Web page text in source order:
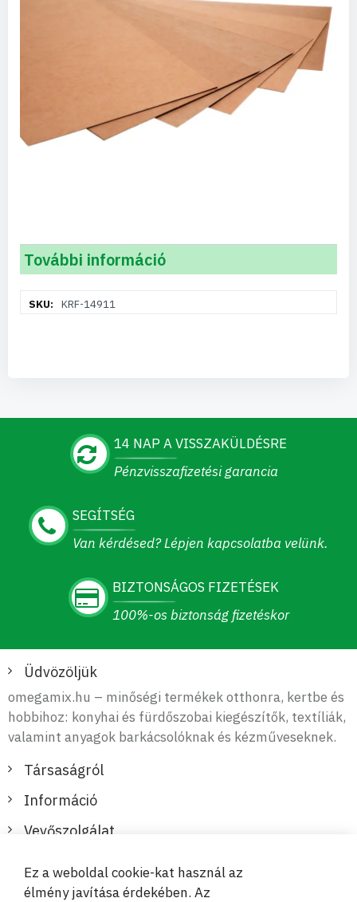
További információ
információKRF-14911
14 NAP A VISSZAKÜLDÉSRE
Pénzvisszafizetési garancia
SEGÍTSÉG
Van kérdésed? Lépjen kapcsolatba velünk.
BIZTONSÁGOS FIZETÉSEK
100%-os biztonság fizetéskor
Üdvözöljük
omegamix.hu – minőségi termékek otthonra, kertbe és
hobbihoz: konyhai és fürdőszobai kiegészítők, textíliák,
valamint anyagok barkácsolóknak és kézműveseknek.
Társaságról
Információ
Vevőszolgálat
Biztonságos és kényelmes fizetések
Ez a weboldal cookie-kat használ az
élmény javítása érdekében. Az